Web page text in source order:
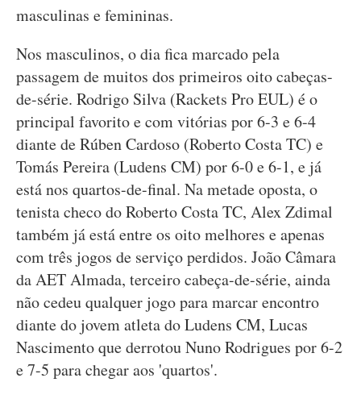
masculinas e femininas.
Nos masculinos, o dia fica marcado pela
passagem de muitos dos primeiros oito cabeças-
de-série. Rodrigo Silva (Rackets Pro EUL) é o
principal favorito e com vitórias por 6-3 e 6-4
diante de Rúben Cardoso (Roberto Costa TC) e
Tomás Pereira (Ludens CM) por 6-0 e 6-1, e já
está nos quartos-de-final. Na metade oposta, o
tenista checo do Roberto Costa TC, Alex Zdimal
também já está entre os oito melhores e apenas
com três jogos de serviço perdidos. João Câmara
da AET Almada, terceiro cabeça-de-série, ainda
não cedeu qualquer jogo para marcar encontro
diante do jovem atleta do Ludens CM, Lucas
Nascimento que derrotou Nuno Rodrigues por 6-2
e 7-5 para chegar aos 'quartos'.